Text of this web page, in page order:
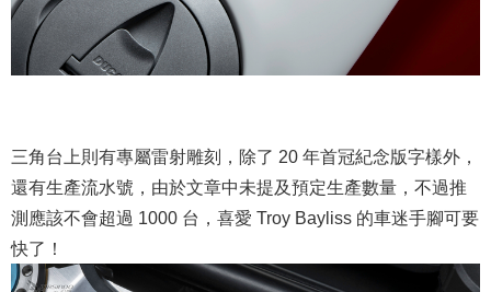
三角台上則有專屬雷射雕刻，除了 20 年首冠紀念版字樣外，
還有生產流水號，由於文章中未提及預定生產數量，不過推
測應該不會超過 1000 台，喜愛 Troy Bayliss 的車迷手腳可要
快了！